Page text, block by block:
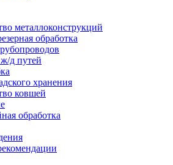
металлоконструкций
обработка
д путей
хранения
ковшей
обработка